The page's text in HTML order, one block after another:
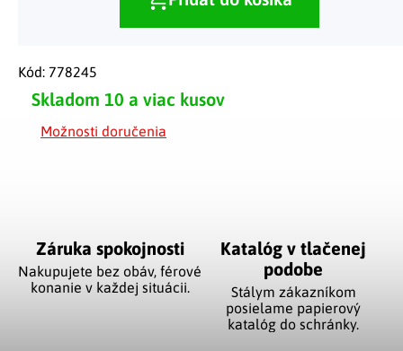
Skladom 10 a viac kusov
Možnosti doručenia
Kód: 778245
Záruka spokojnosti
Nakupujete bez obáv, férové
​​konanie v každej situácii.
Katalóg v tlačenej
podobe
Stálym zákazníkom
posielame papierový
katalóg do schránky.